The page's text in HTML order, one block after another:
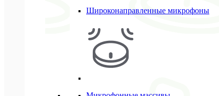
Широконаправленные микрофоны